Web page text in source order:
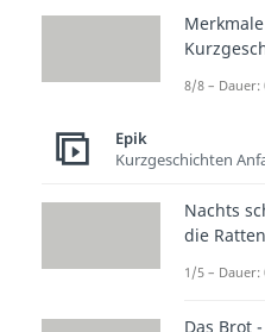
„Das
Frau um
Geräusch
dabei das
ihr. Sie
8/8 – Dauer:
Epik
Kurzgeschichten
Nachts
die
1/5 – Dauer:
Das Brot -